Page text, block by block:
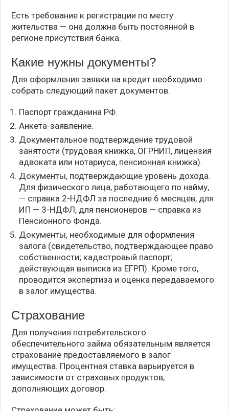
Есть требование к регистрации по месту
жительства — она должна быть постоянной в
регионе присутствия банка.
Какие нужны документы?
Для оформления заявки на кредит необходимо
собрать следующий пакет документов.
Паспорт гражданина РФ.
Анкета-заявление.
Документальное подтверждение трудовой
занятости (трудовая книжка, ОГРНИП, лицензия
адвоката или нотариуса, пенсионная книжка).
Документы, подтверждающие уровень дохода.
Для физического лица, работающего по найму,
— справка 2-НДФЛ за последние 6 месяцев, для
ИП — 3-НДФЛ, для пенсионеров — справка из
Пенсионного Фонда.
Документы, необходимые для оформления
залога (свидетельство, подтверждающее право
собственности; кадастровый паспорт;
действующая выписка из ЕГРП). Кроме того,
проводится экспертиза и оценка передаваемого
в залог имущества.
Страхование
Для получения потребительского
обеспечительного займа обязательным является
страхование предоставляемого в залог
имущества. Процентная ставка варьируется в
зависимости от страховых продуктов,
дополняющих договор.